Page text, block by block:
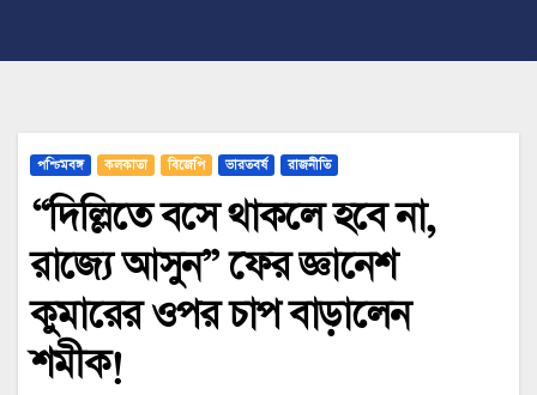
পশ্চিমবঙ্গ কলকাতা বিজেপি ভারতবর্ষ রাজনীতি
“দিল্লিতে বসে থাকলে হবে না,
রাজ্যে আসুন” ফের জ্ঞানেশ
কুমারের ওপর চাপ বাড়ালেন
শমীক!